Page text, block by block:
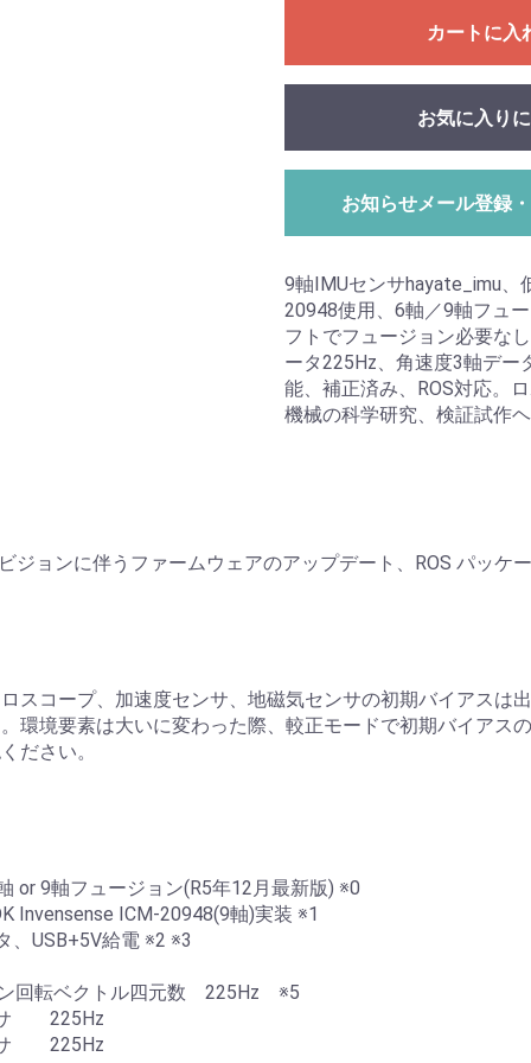
カートに入
お気に入り
お知らせメール登録
9軸IMUセンサhayate_imu
20948使用、6軸／9軸フュ
フトでフュージョン必要な
ータ225Hz、角速度3軸デー
能、補正済み、ROS対応。
機械の科学研究、検証試作
ジョンに伴うファームウェアのアップデート、ROS パッケ
スコープ、加速度センサ、地磁気センサの初期バイアスは
環境要素は大いに変わった際、較正モードで初期バイアス
ださい。
or 9軸フュージョン(R5年12月最新版) ※0
ICM-20948(9軸)実装 ※1
USB+5V給電 ※2 ※3
転ベクトル四元数 225Hz ※5
225Hz
225Hz